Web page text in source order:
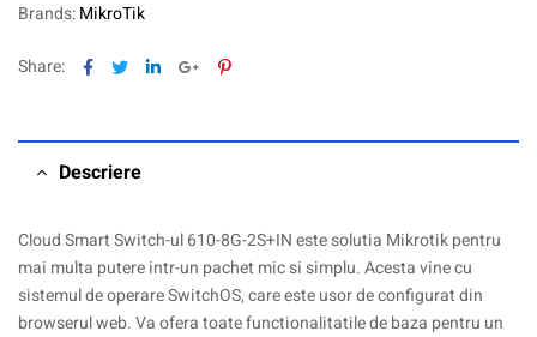
Brands:MikroTik
Share: Facebook
TwitterLinkedinGoogle+Pinterest
Descriere
Cloud Smart Switch-ul 610-8G-2S+IN este solutia Mikrotik pentru
mai multa putere intr-un pachet mic si simplu. Acesta vine cu
sistemul de operare SwitchOS, care este usor de configurat din
browserul web. Va ofera toate functionalitatile de baza pentru un